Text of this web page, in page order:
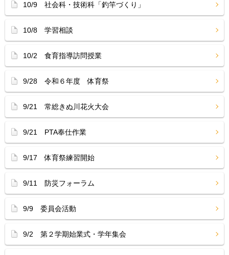
10/9 社会科・技術科「釣竿づくり」
10/8 学習相談
10/2 食育指導訪問授業
9/28 令和６年度 体育祭
9/21 常総きぬ川花火大会
9/21 PTA奉仕作業
9/17 体育祭練習開始
9/11 防災フォーラム
9/9 委員会活動
9/2 第２学期始業式・学年集会